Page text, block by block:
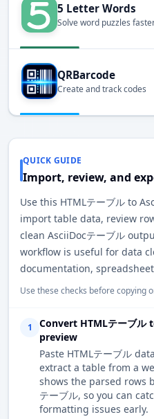
5 Letter Words
Solve word puzzles
QRBarcode
Create and track codes
QUICK GUIDE
Import, review, and
Use this HTMLテーブル to
import table data, review
clean AsciiDocテーブル
workflow is useful for data
documentation,
Use these checks before copying
1
Convert HTMLテーブル
preview
Paste HTMLテーブル
extract a table from a
shows the parsed rows
テーブル, so you can
formatting issues early.